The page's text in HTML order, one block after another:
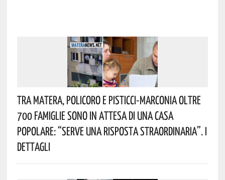
Tra Matera, Policoro E Pisticci-Marconia Oltre
700 Famiglie Sono In Attesa Di Una Casa
Popolare: “serve Una Risposta Straordinaria”. I
Dettagli